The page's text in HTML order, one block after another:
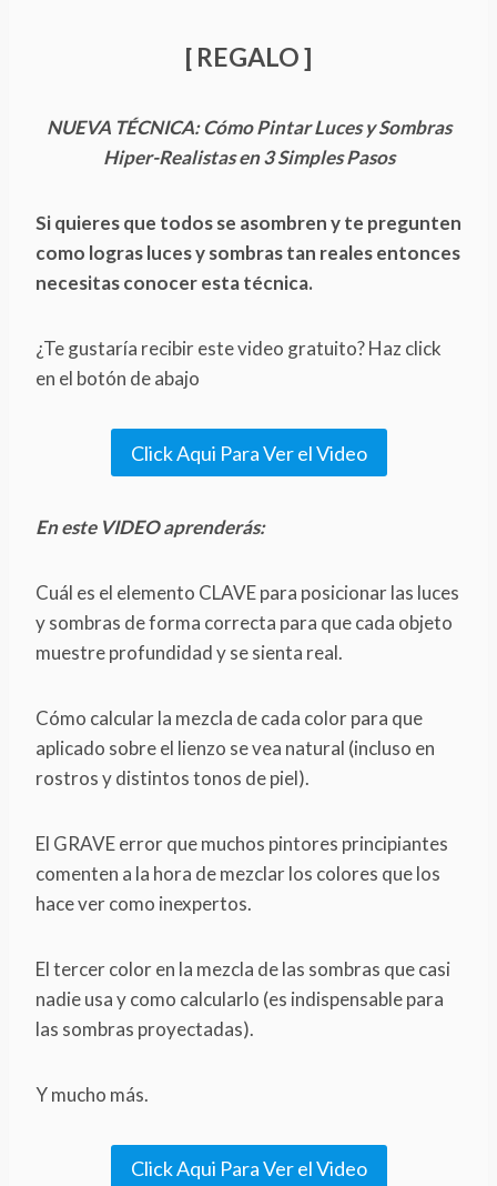
[ REGALO ]
NUEVA TÉCNICA: Cómo Pintar Luces y Sombras
Hiper-Realistas en 3 Simples Pasos
Si quieres que todos se asombren y te pregunten
como logras luces y sombras tan reales entonces
necesitas conocer esta técnica.
¿Te gustaría recibir este video gratuito? Haz click
en el botón de abajo
Click Aqui Para Ver el Video
En este VIDEO aprenderás:
Cuál es el elemento CLAVE para posicionar las luces
y sombras de forma correcta para que cada objeto
muestre profundidad y se sienta real.
Cómo calcular la mezcla de cada color para que
aplicado sobre el lienzo se vea natural (incluso en
rostros y distintos tonos de piel).
El GRAVE error que muchos pintores principiantes
comenten a la hora de mezclar los colores que los
hace ver como inexpertos.
El tercer color en la mezcla de las sombras que casi
nadie usa y como calcularlo (es indispensable para
las sombras proyectadas).
Y mucho más.
Click Aqui Para Ver el Video